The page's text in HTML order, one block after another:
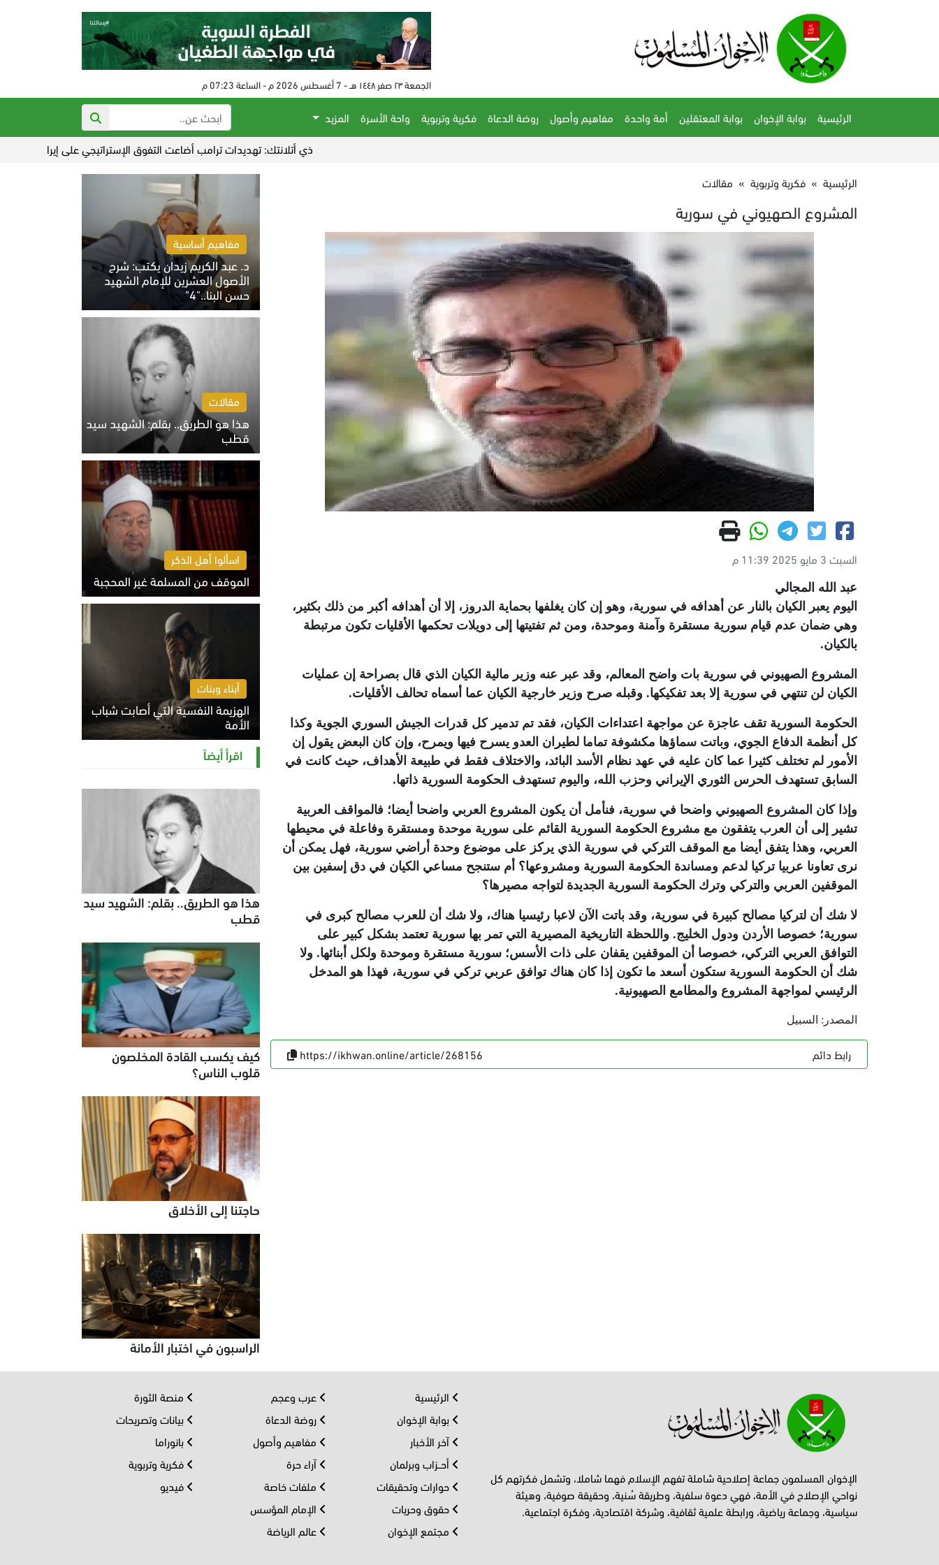
الجمعة ٢٣ صفر ١٤٤٨ هـ - 7 أغسطس 2026 م - الساعة 07:23 م
الرئيسية بوابة الإخوان بوابة المعتقلين أمة واحدة مفاهيم وأصول روضة الدعاة فكرية وتربوية واحة الأسرة
المزيد
ذي أتلانتك: تهديدات ترامب أضاعت التفوق الإستراتيجي على إيران
عدوان
الرئيسية » فكرية وتربوية » مقالات
المشروع الصهيوني في سورية
السبت 3 مايو 2025 11:39 م
عبد الله المجالي
اليوم يعبر الكيان بالنار عن أهدافه في سورية، وهو إن كان يغلفها بحماية الدروز، إلا أن أهدافه أكبر من ذلك بكثير،
وهي ضمان عدم قيام سورية مستقرة وآمنة وموحدة، ومن ثم تفتيتها إلى دويلات تحكمها الأقليات تكون مرتبطة
بالكيان.
المشروع الصهيوني في سورية بات واضح المعالم، وقد عبر عنه وزير مالية الكيان الذي قال بصراحة إن عمليات
الكيان لن تنتهي في سورية إلا بعد تفكيكها. وقبله صرح وزير خارجية الكيان عما أسماه تحالف الأقليات.
الحكومة السورية تقف عاجزة عن مواجهة اعتداءات الكيان، فقد تم تدمير كل قدرات الجيش السوري الجوية وكذا
كل أنظمة الدفاع الجوي، وباتت سماؤها مكشوفة تماما لطيران العدو يسرح فيها ويمرح، وإن كان البعض يقول إن
الأمور لم تختلف كثيرا عما كان عليه في عهد نظام الأسد البائد، والاختلاف فقط في طبيعة الأهداف، حيث كانت في
السابق تستهدف الحرس الثوري الإيراني وحزب الله، واليوم تستهدف الحكومة السورية ذاتها.
وإذا كان المشروع الصهيوني واضحا في سورية، فنأمل أن يكون المشروع العربي واضحا أيضا؛ فالمواقف العربية
تشير إلى أن العرب يتفقون مع مشروع الحكومة السورية القائم على سورية موحدة ومستقرة وفاعلة في محيطها
العربي، وهذا يتفق أيضا مع الموقف التركي في سورية الذي يركز على موضوع وحدة أراضي سورية، فهل يمكن أن
نرى تعاونا عربيا تركيا لدعم ومساندة الحكومة السورية ومشروعها؟ أم ستنجح مساعي الكيان في دق إسفين بين
الموقفين العربي والتركي وترك الحكومة السورية الجديدة لتواجه مصيرها؟
لا شك أن لتركيا مصالح كبيرة في سورية، وقد باتت الآن لاعبا رئيسيا هناك، ولا شك أن للعرب مصالح كبرى في
سورية؛ خصوصا الأردن ودول الخليج. واللحظة التاريخية المصيرية التي تمر بها سورية تعتمد بشكل كبير على
التوافق العربي التركي، خصوصا أن الموقفين يقفان على ذات الأسس؛ سورية مستقرة وموحدة ولكل أبنائها. ولا
شك أن الحكومة السورية ستكون أسعد ما تكون إذا كان هناك توافق عربي تركي في سورية، فهذا هو المدخل
الرئيسي لمواجهة المشروع والمطامع الصهيونية.
المصدر: السبيل
رابط دائم https://ikhwan.online/article/268156
مفاهيم أساسية
د. عبد الكريم زيدان يكتب: شرح
الأصول العشرين للإمام الشهيد
حسن البنا.."4"
الخميس 6 أغسطس 2026 10:27 ص
مقالات
هذا هو الطريق.. بقلم: الشهيد سيد
قطب
الخميس 6 أغسطس 2026 10:52 ص
اسألوا أهل الذكر
الموقف من المسلمة غير المحجبة
الخميس 6 أغسطس 2026 10:45 ص
أبناء وبنات
الهزيمة النفسية التي أصابت شباب
الأمة
الخميس 6 أغسطس 2026 11:12 ص
اقرأ أيضاً
هذا هو الطريق.. بقلم: الشهيد سيد
قطب
كيف يكسب القادة المخلصون
قلوب الناس؟
حاجتنا إلى الأخلاق
الراسبون في اختبار الأمانة
الإخوان المسلمون جماعة إصلاحية شاملة تفهم الإسلام فهما شاملا، وتشمل فكرتهم كل
نواحي الإصلاح في الأمة، فهي دعوة سلفية، وطريقة سُنية، وحقيقة صوفية، وهيئة
سياسية، وجماعة رياضية، ورابطة علمية ثقافية، وشركة اقتصادية، وفكرة اجتماعية.
الرئيسية
بوابة الإخوان
آخر الأخبار
أحــزاب وبرلمان
حوارات وتحقيقات
حقوق وحريات
مجتمع الإخوان
عرب وعجم
روضة الدعاة
مفاهيم وأصول
آراء حرة
ملفات خاصة
الإمام المؤسس
عالم الرياضة
منصة الثورة
بيانات وتصريحات
بانوراما
فكرية وتربوية
فيديو